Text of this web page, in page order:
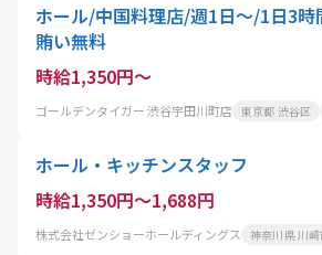
ホール/中国料理店/週1日～/1日3
賄い無料
時給1,350円～
ゴールデンタイガー 渋谷宇田川町店 東京都 渋谷区
ホール・キッチンスタッフ
時給1,350円～1,688円
株式会社ゼンショーホールディングス 神奈川県 川崎